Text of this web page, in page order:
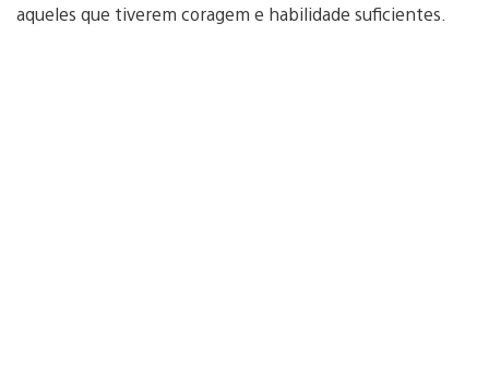
aqueles que tiverem coragem e habilidade suficientes.